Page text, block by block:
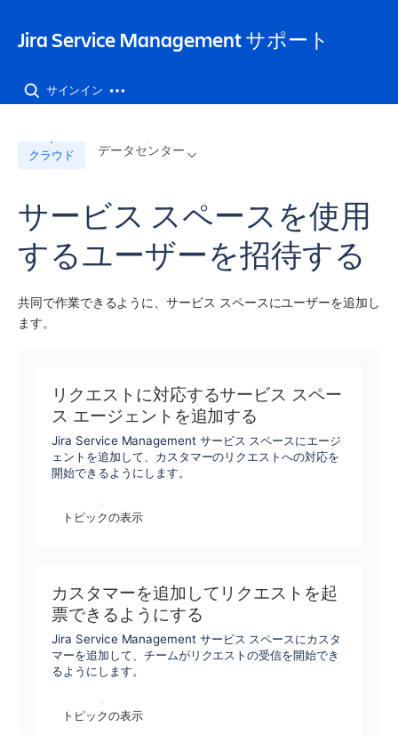
Jira Service Management サポート
サインイン
クラウド データセンター
サービス スペースを使用
するユーザーを招待する
共同で作業できるように、サービス スペースにユーザーを追加し
ます。
リクエストに対応するサービス スペー
ス エージェントを追加する
Jira Service Management サービス スペースにエージ
ェントを追加して、カスタマーのリクエストへの対応を
開始できるようにします。
トピックの表示
カスタマーを追加してリクエストを起
票できるようにする
Jira Service Management サービス スペースにカスタ
マーを追加して、チームがリクエストの受信を開始でき
るようにします。
トピックの表示